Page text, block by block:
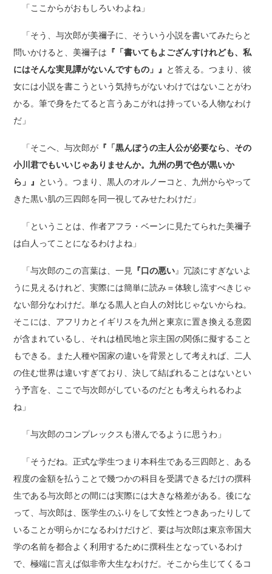
「ここからがおもしろいわよね」
「そう、与次郎が美禰子に、そういう小説を書いてみたらと
問いかけると、美禰子は 『「書いてもよござんすけれども、私
にはそんな実見譚がないんですもの」』 と答える。つまり、彼
女には小説を書こうという気持ちがないわけではないことがわ
かる。筆で身をたてると言うあこがれは持っている人物なわけ
だ」
「そこへ、与次郎が 『「黒んぼうの主人公が必要なら、その
小川君でもいいじゃありませんか。九州の男で色が黒いか
ら」』 という。つまり、黒人のオルノーコと、九州からやって
きた黒い肌の三四郎を同一視してみせたわけだ」
「ということは、作者アフラ・ベーンに見たてられた美禰子
は白人ってことになるわけよね」
「与次郎のこの言葉は、一見 『口の悪い』冗談にすぎないよ
うに見えるけれど、実際には簡単に読み＝体験し流すべきじゃ
ない部分なわけだ。単なる黒人と白人の対比じゃないからね。
そこには、アフリカとイギリスを九州と東京に置き換える意図
が含まれているし、それは植民地と宗主国の関係に擬すること
もできる。また人種や国家の違いを背景として考えれば、二人
の住む世界は違いすぎており、決して結ばれることはないとい
う予言を、ここで与次郎がしているのだとも考えられるわよ
ね」
「与次郎のコンプレックスも潜んでるように思うわ」
「そうだね。正式な学生つまり本科生である三四郎と、ある
程度の金額を払うことで幾つかの科目を受講できるだけの撰科
生である与次郎との間には実際には大きな格差がある。後にな
って、与次郎は、医学生のふりをして女性とつきあったりして
いることが明らかになるわけだけど、要は与次郎は東京帝国大
学の名前を都合よく利用するために撰科生となっているわけ
で、極端に言えば似非帝大生なわけだ。そこから生じてくるコ